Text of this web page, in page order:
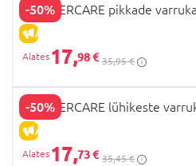
-50%
ALLAHINDLUS
MOTHERCARE pikkade
17,98 € 35,95 €
-50%
ALLAHINDLUS
MOTHERCARE lühikeste
17,73 € 35,45 €